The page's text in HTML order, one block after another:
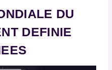
DU
DEFINIE